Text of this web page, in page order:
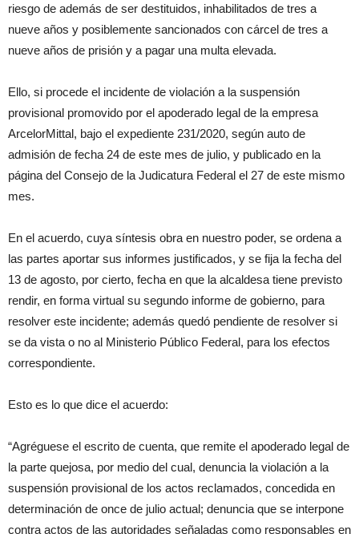
riesgo de además de ser destituidos, inhabilitados de tres a
nueve años y posiblemente sancionados con cárcel de tres a
nueve años de prisión y a pagar una multa elevada.
Ello, si procede el incidente de violación a la suspensión
provisional promovido por el apoderado legal de la empresa
ArcelorMittal, bajo el expediente 231/2020, según auto de
admisión de fecha 24 de este mes de julio, y publicado en la
página del Consejo de la Judicatura Federal el 27 de este mismo
mes.
En el acuerdo, cuya síntesis obra en nuestro poder, se ordena a
las partes aportar sus informes justificados, y se fija la fecha del
13 de agosto, por cierto, fecha en que la alcaldesa tiene previsto
rendir, en forma virtual su segundo informe de gobierno, para
resolver este incidente; además quedó pendiente de resolver si
se da vista o no al Ministerio Público Federal, para los efectos
correspondiente.
Esto es lo que dice el acuerdo:
“Agréguese el escrito de cuenta, que remite el apoderado legal de
la parte quejosa, por medio del cual, denuncia la violación a la
suspensión provisional de los actos reclamados, concedida en
determinación de once de julio actual; denuncia que se interpone
contra actos de las autoridades señaladas como responsables en